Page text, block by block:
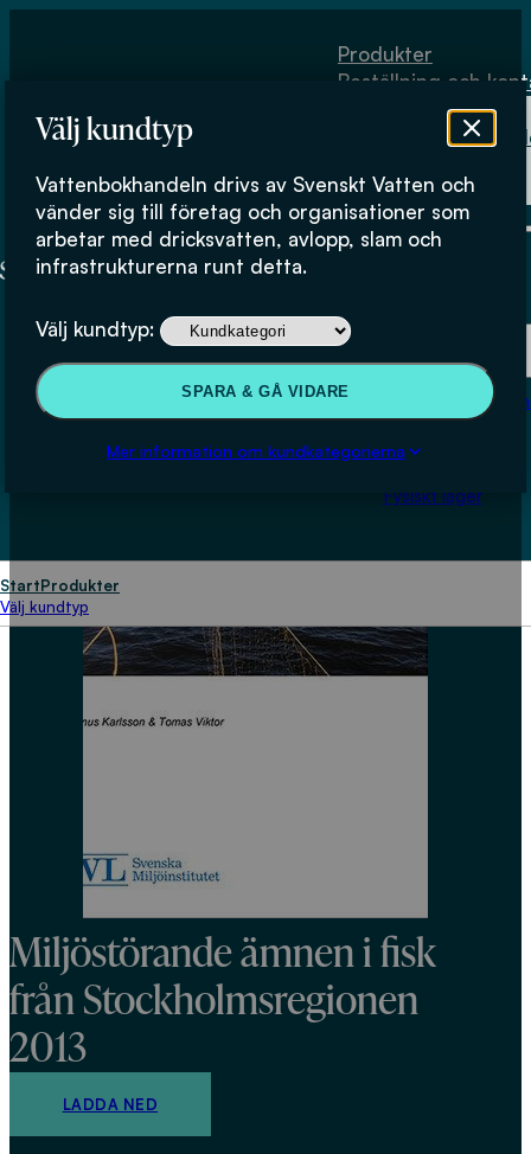
Välj kundtyp
Vattenbokhandeln drivs av Svenskt Vatten och
vänder sig till företag och organisationer som
arbetar med dricksvatten, avlopp, slam och
infrastrukturerna runt detta.
Välj kundtyp:
SPARA & GÅ VIDARE
Mer information om kundkategorierna
Produkter
Beställning och
Fysiskt lager
Beställning och kontakt
Om
Köpvillkor
Fysiskt lager
StartProdukter
Välj kundtyp
Miljöstörande ämnen i fisk
från Stockholmsregionen
2013
LADDA NED